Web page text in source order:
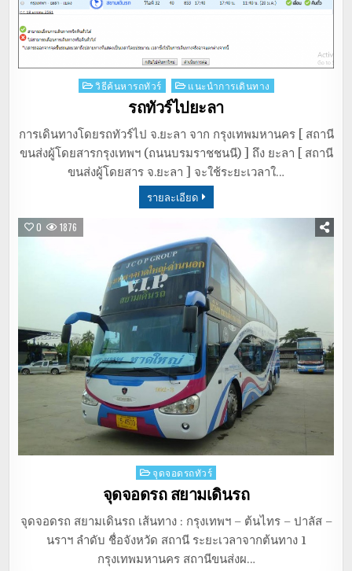
Posted
วิธีค้นหารถทัวร์ แนะนำการเดินทาง
รถทัวร์ไปยะลา
การเดินทางโดยรถทัวร์ไป จ.ยะลา จาก กรุงเทพมหานคร [ สถานี
ขนส่งผู้โดยสารกรุงเทพฯ (ถนนบรมราชชนนี) ] ถึง ยะลา [ สถานี
ขนส่งผู้โดยสาร จ.ยะลา ] จะใช้ระยะเวลาใ…
รายละเอียด
0 1876
Posted
in
จุดจอดรถทัวร์
จุดจอดรถ สยามเดินรถ
จุดจอดรถ สยามเดินรถ เส้นทาง : กรุงเทพฯ – ต้นไทร – ปาลัส –
นราฯ ลำดับ ชื่อจังหวัด สถานี ระยะเวลาจากต้นทาง 1
กรุงเทพมหานคร สถานีขนส่งผ…